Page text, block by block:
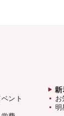
ント
お
明